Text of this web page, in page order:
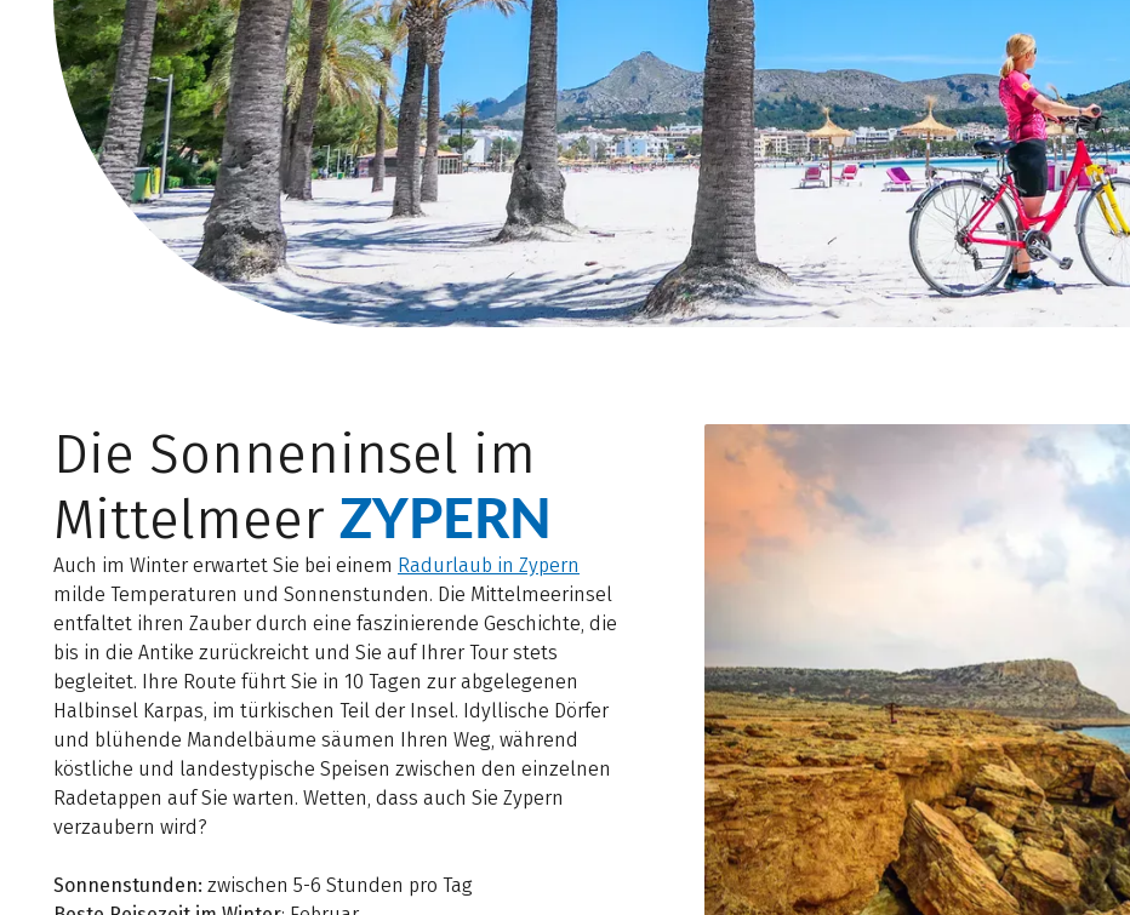
Die Sonneninsel im
Mittelmeer ZYPERN
Auch im Winter erwartet Sie bei einem Radurlaub in Zypern
milde Temperaturen und Sonnenstunden. Die Mittelmeerinsel
entfaltet ihren Zauber durch eine faszinierende Geschichte, die
bis in die Antike zurückreicht und Sie auf Ihrer Tour stets
begleitet. Ihre Route führt Sie in 10 Tagen zur abgelegenen
Halbinsel Karpas, im türkischen Teil der Insel. Idyllische Dörfer
und blühende Mandelbäume säumen Ihren Weg, während
köstliche und landestypische Speisen zwischen den einzelnen
Radetappen auf Sie warten. Wetten, dass auch Sie Zypern
verzaubern wird?
Sonnenstunden: zwischen 5-6 Stunden pro Tag